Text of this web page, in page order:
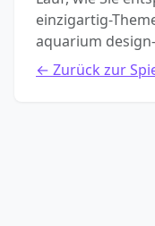
einzigartig-
aquarium
← Zurück zur